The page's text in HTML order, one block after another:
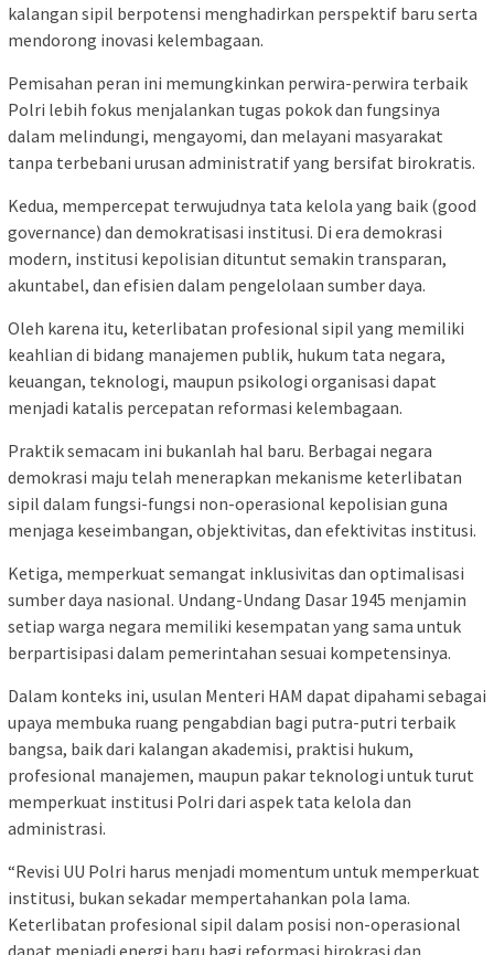
kalangan sipil berpotensi menghadirkan perspektif baru serta
mendorong inovasi kelembagaan.
Pemisahan peran ini memungkinkan perwira-perwira terbaik
Polri lebih fokus menjalankan tugas pokok dan fungsinya
dalam melindungi, mengayomi, dan melayani masyarakat
tanpa terbebani urusan administratif yang bersifat birokratis.
Kedua, mempercepat terwujudnya tata kelola yang baik (good
governance) dan demokratisasi institusi. Di era demokrasi
modern, institusi kepolisian dituntut semakin transparan,
akuntabel, dan efisien dalam pengelolaan sumber daya.
Oleh karena itu, keterlibatan profesional sipil yang memiliki
keahlian di bidang manajemen publik, hukum tata negara,
keuangan, teknologi, maupun psikologi organisasi dapat
menjadi katalis percepatan reformasi kelembagaan.
Praktik semacam ini bukanlah hal baru. Berbagai negara
demokrasi maju telah menerapkan mekanisme keterlibatan
sipil dalam fungsi-fungsi non-operasional kepolisian guna
menjaga keseimbangan, objektivitas, dan efektivitas institusi.
Ketiga, memperkuat semangat inklusivitas dan optimalisasi
sumber daya nasional. Undang-Undang Dasar 1945 menjamin
setiap warga negara memiliki kesempatan yang sama untuk
berpartisipasi dalam pemerintahan sesuai kompetensinya.
Dalam konteks ini, usulan Menteri HAM dapat dipahami sebagai
upaya membuka ruang pengabdian bagi putra-putri terbaik
bangsa, baik dari kalangan akademisi, praktisi hukum,
profesional manajemen, maupun pakar teknologi untuk turut
memperkuat institusi Polri dari aspek tata kelola dan
administrasi.
“Revisi UU Polri harus menjadi momentum untuk memperkuat
institusi, bukan sekadar mempertahankan pola lama.
Keterlibatan profesional sipil dalam posisi non-operasional
dapat menjadi energi baru bagi reformasi birokrasi dan